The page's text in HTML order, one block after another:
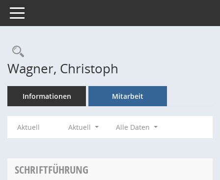
Toggle navigation
Rechercheauswahl
Wagner, Christoph
Informationen Mitarbeit
Aktuell Aktuell Alle Daten
SCHRIFTFÜHRUNG